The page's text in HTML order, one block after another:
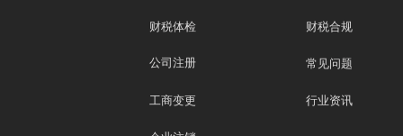
财税体检
公司注册
工商变更
财税合规
常见问题
行业资讯